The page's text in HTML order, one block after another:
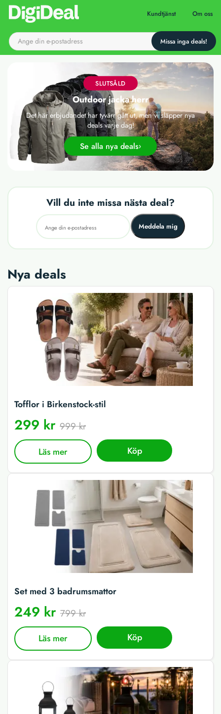
Till startsidan Kundtjänst Om oss
SLUTSÅLD
Outdoor jacka herr
Det här erbjudandet har tyvärr gått ut, men vi släpper nya
deals varje dag!
Se alla nya deals
Vill du inte missa nästa deal?
Meddela mig
Nya deals
Tofflor i Birkenstock-stil
299 kr 999 kr
Läs mer Köp
Set med 3 badrumsmattor
249 kr 799 kr
Läs mer Köp